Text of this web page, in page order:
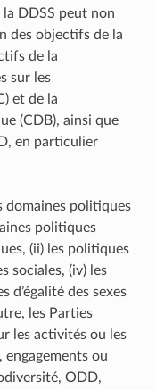
DDSS peut non
des objectifs de la
de la
sur les
et de la
(CDB), ainsi que
en particulier
domaines politiques
politiques
(ii) les politiques
sociales, (iv) les
d’égalité des sexes
les Parties
les activités ou les
ou
ODD,